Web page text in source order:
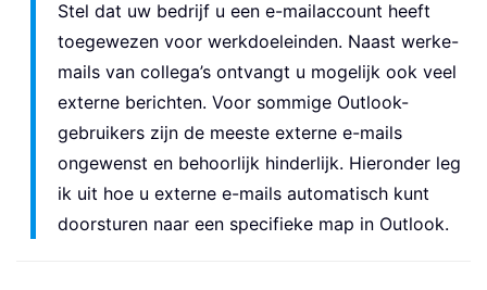
Stel dat uw bedrijf u een e-mailaccount heeft
toegewezen voor werkdoeleinden. Naast werke-
mails van collega’s ontvangt u mogelijk ook veel
externe berichten. Voor sommige Outlook-
gebruikers zijn de meeste externe e-mails
ongewenst en behoorlijk hinderlijk. Hieronder leg
ik uit hoe u externe e-mails automatisch kunt
doorsturen naar een specifieke map in Outlook.